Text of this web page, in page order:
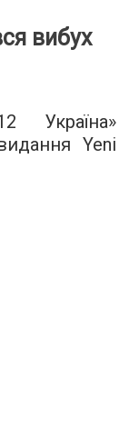
вибух
Україна»
Yeni